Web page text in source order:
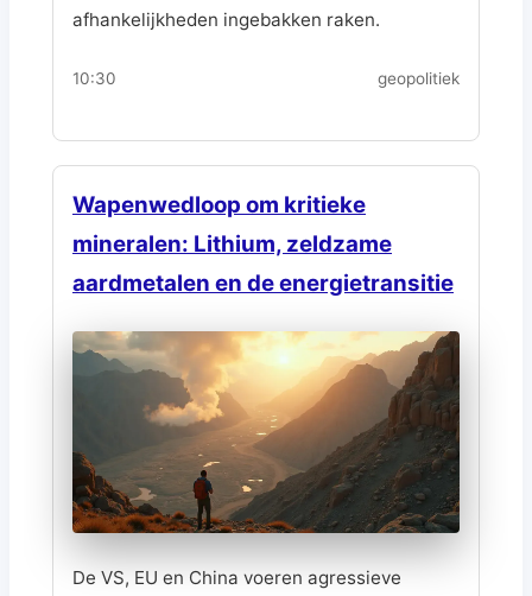
afhankelijkheden ingebakken raken.
10:30 geopolitiek
Wapenwedloop om kritieke
mineralen: Lithium, zeldzame
aardmetalen en de energietransitie
De VS, EU en China voeren agressieve